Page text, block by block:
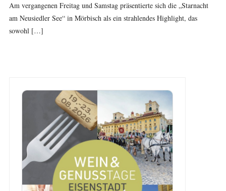
Am vergangenen Freitag und Samstag präsentierte sich die „Starnacht
am Neusiedler See“ in Mörbisch als ein strahlendes Highlight, das
sowohl […]